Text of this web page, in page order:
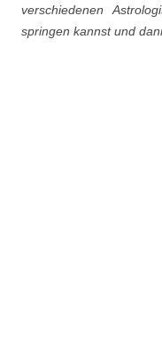
verschiedenen
springen kannst und